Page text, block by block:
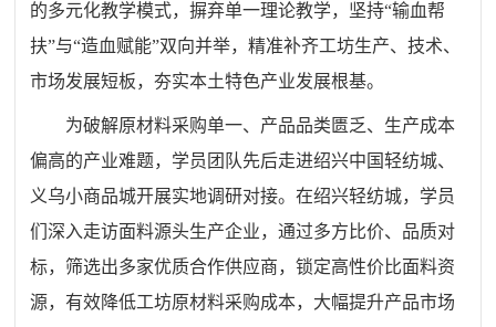
的多元化教学模式，摒弃单一理论教学，坚持“输血帮
扶”与“造血赋能”双向并举，精准补齐工坊生产、技术、
市场发展短板，夯实本土特色产业发展根基。
为破解原材料采购单一、产品品类匮乏、生产成本
偏高的产业难题，学员团队先后走进绍兴中国轻纺城、
义乌小商品城开展实地调研对接。在绍兴轻纺城，学员
们深入走访面料源头生产企业，通过多方比价、品质对
标，筛选出多家优质合作供应商，锁定高性价比面料资
源，有效降低工坊原材料采购成本，大幅提升产品市场